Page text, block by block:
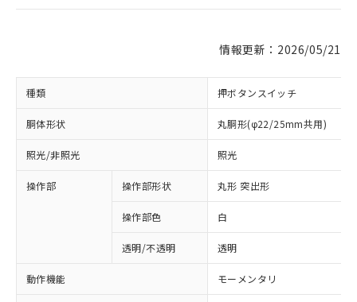
情報更新：2026/05/21
種類 押ボタンスイッチ
胴体形状 丸胴形(φ22/25mm共用)
照光/非照光 照光
操作部 操作部形状 丸形 突出形
操作部色 白
透明/不透明 透明
動作機能 モーメンタリ